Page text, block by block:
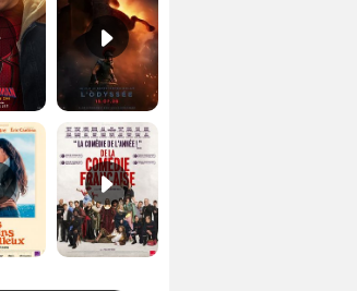
De la Comédie-Française Teaser VF